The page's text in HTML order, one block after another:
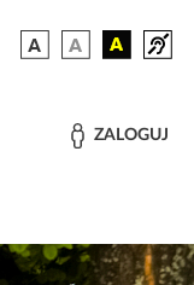
ZALOGUJ